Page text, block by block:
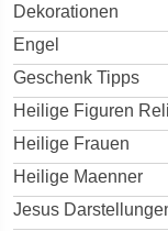
Dekorationen
Engel
Geschenk Tipps
Heilige Figuren
Heilige Frauen
Heilige Maenner
Jesus